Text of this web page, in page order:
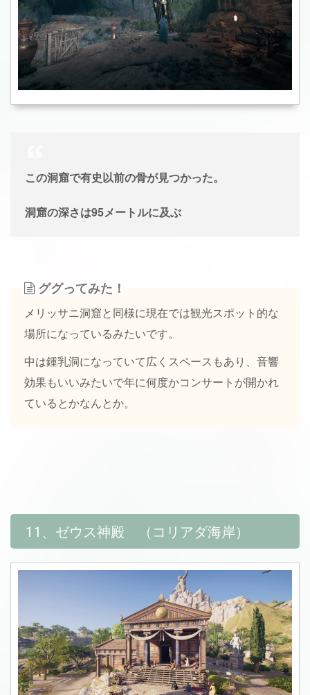
この洞窟で有史以前の骨が見つかった。
洞窟の深さは95メートルに及ぶ
ググってみた！
メリッサニ洞窟と同様に現在では観光スポット的な
場所になっているみたいです。
中は鍾乳洞になっていて広くスペースもあり、音響
効果もいいみたいで年に何度かコンサートが開かれ
ているとかなんとか。
11、ゼウス神殿 （コリアダ海岸）